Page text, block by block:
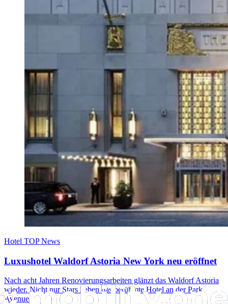
Hotel TOP News
Luxushotel Waldorf Astoria New York neu eröffnet
Nach acht Jahren Renovierungsarbeiten glänzt das Waldorf Astoria
wieder. Nicht nur Stars lieben das berühmte Hotel an der Park
Avenue.